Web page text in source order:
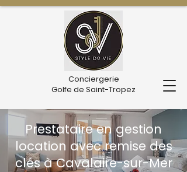
Conciergerie
Golfe de Saint-Tropez
Prestataire en gestion
location avec remise des
clés à Cavalaire-sur-Mer